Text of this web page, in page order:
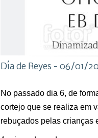
Día de Reyes - 06/01/
No passado dia 6, de
cortejo que se realiza em
rebuçados pelas crianças